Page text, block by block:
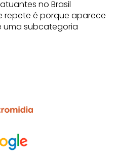
no Brasil
repete é porque aparece
uma subcategoria